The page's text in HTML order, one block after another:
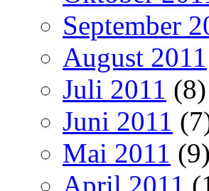
September
August 2011
Juli 2011 (8)
Juni 2011
Mai 2011 (9)